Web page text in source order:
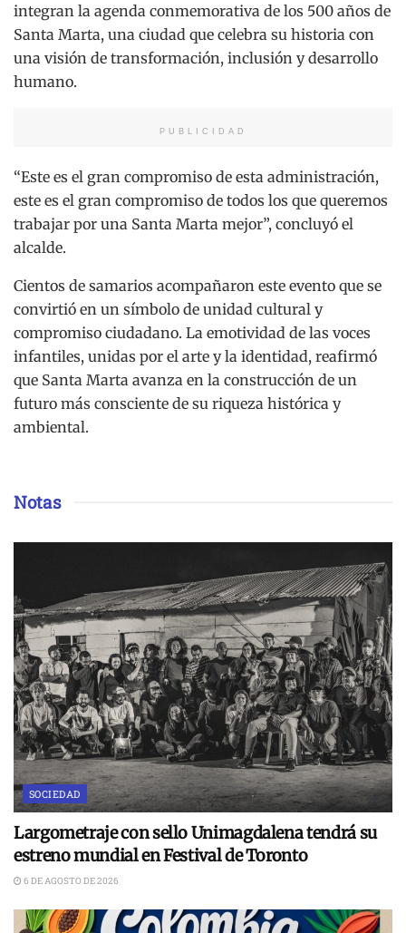
integran la agenda conmemorativa de los 500 años de
Santa Marta, una ciudad que celebra su historia con
una visión de transformación, inclusión y desarrollo
humano.
PUBLICIDAD
“Este es el gran compromiso de esta administración,
este es el gran compromiso de todos los que queremos
trabajar por una Santa Marta mejor”, concluyó el
alcalde.
Cientos de samarios acompañaron este evento que se
convirtió en un símbolo de unidad cultural y
compromiso ciudadano. La emotividad de las voces
infantiles, unidas por el arte y la identidad, reafirmó
que Santa Marta avanza en la construcción de un
futuro más consciente de su riqueza histórica y
ambiental.
Notas
SOCIEDAD
Largometraje con sello Unimagdalena tendrá su
estreno mundial en Festival de Toronto
6 DE AGOSTO DE 2026